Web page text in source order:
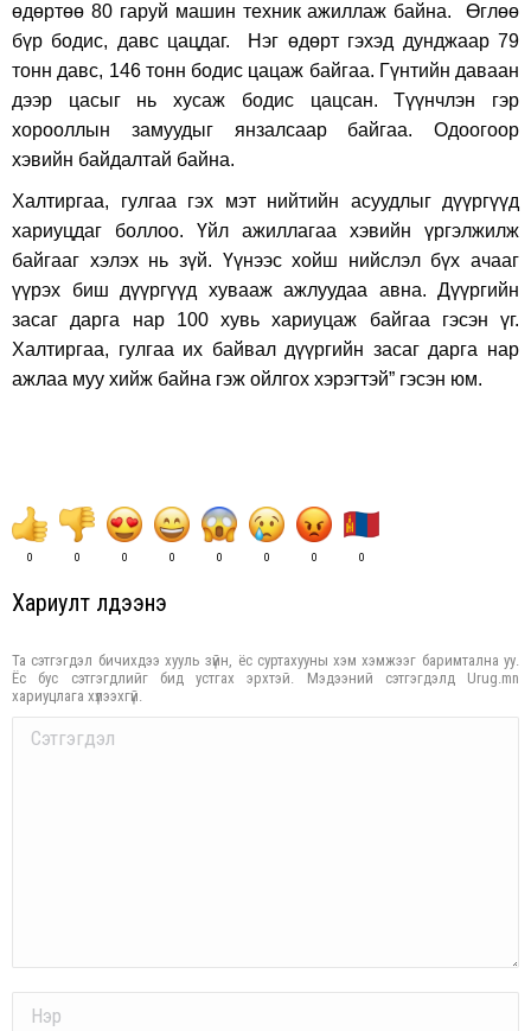
өдөртөө 80 гаруй машин техник ажиллаж байна. Өглөө
бүр бодис, давс цацдаг. Нэг өдөрт гэхэд дунджаар 79
тонн давс, 146 тонн бодис цацаж байгаа. Гүнтийн даваан
дээр цасыг нь хусаж бодис цацсан. Түүнчлэн гэр
хорооллын замуудыг янзалсаар байгаа. Одоогоор
хэвийн байдалтай байна.
Халтиргаа, гулгаа гэх мэт нийтийн асуудлыг дүүргүүд
хариуцдаг боллоо. Үйл ажиллагаа хэвийн үргэлжилж
байгааг хэлэх нь зүй. Үүнээс хойш нийслэл бүх ачааг
үүрэх биш дүүргүүд хувааж ажлуудаа авна. Дүүргийн
засаг дарга нар 100 хувь хариуцаж байгаа гэсэн үг.
Халтиргаа, гулгаа их байвал дүүргийн засаг дарга нар
ажлаа муу хийж байна гэж ойлгох хэрэгтэй” гэсэн юм.
0 0 0 0 0 0 0 0
Хариулт үлдээнэ үү
Та сэтгэгдэл бичихдээ хууль зүйн, ёс суртахууны хэм хэмжээг баримтална уу.
Ёс бус сэтгэгдлийг бид устгах эрхтэй. Мэдээний сэтгэгдэлд Urug.mn
хариуцлага хүлээхгүй.
Comment